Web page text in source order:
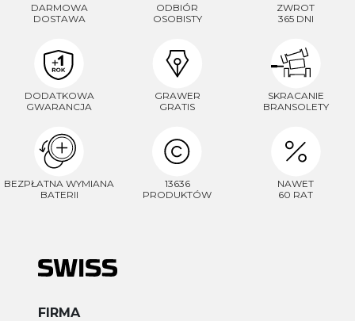
DARMOWA
DOSTAWA
ODBIÓR
OSOBISTY
ZWROT
365 DNI
DODATKOWA
GWARANCJA
GRAWER
GRATIS
SKRACANIE
BRANSOLETY
BEZPŁATNA WYMIANA
BATERII
13636
PRODUKTÓW
NAWET
60 RAT
FIRMA